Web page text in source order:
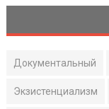
Документальный
Экзистенциализм